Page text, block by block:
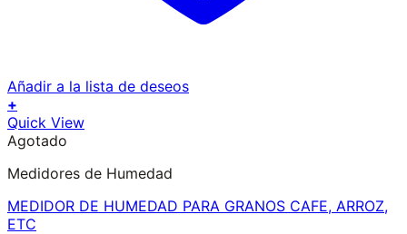
Añadir a la lista de deseos
+
Quick View
Agotado
Medidores de Humedad
MEDIDOR DE HUMEDAD PARA GRANOS CAFE, ARROZ,
ETC